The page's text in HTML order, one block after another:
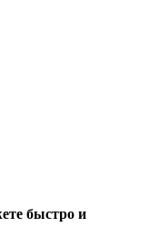
быстро и